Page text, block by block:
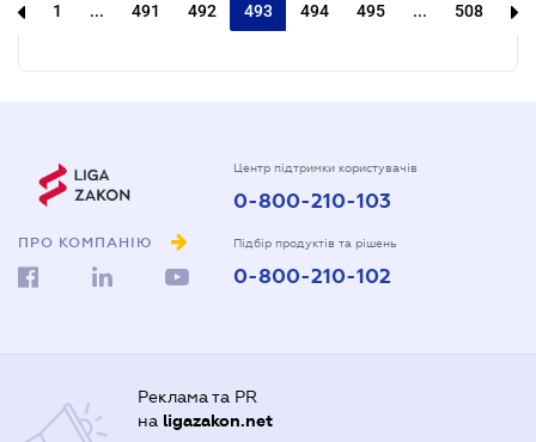
1 ... 491 492 493 494 495 ... 508
ПРО КОМПАНІЮ
Центр підтримки користувачів
0-800-210-103
Підбір продуктів та рішень
0-800-210-102
Реклама та PR
на ligazakon.net